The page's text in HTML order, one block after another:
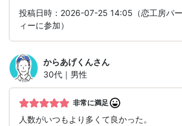
投稿日時：2026-07-25 14:05（恋工房パ
ィーに参加）
からあげくんさん
30代｜男性
非常に満足
人数がいつもより多くて良かった。